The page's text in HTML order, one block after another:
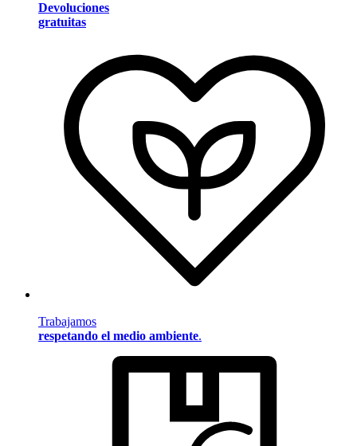
Devoluciones
gratuitas
Trabajamos
respetando el medio ambiente.